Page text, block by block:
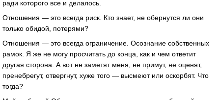
ради которого все и делалось.
Отношения — это всегда риск. Кто знает, не обернутся ли они
только обидой, потерями?
Отношения — это всегда ограничение. Осознание собственных
рамок. Я же не могу просчитать до конца, как и чем ответит
другая сторона. А вот не заметят меня, не примут, не оценят,
пренебрегут, отвергнут, хуже того — высмеют или оскорбят. Что
тогда?